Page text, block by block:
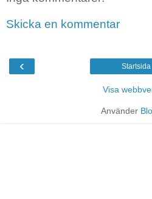
Skicka en kommentar
‹ Startsida
Visa
Använder